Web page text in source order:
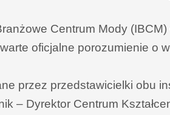
Centrum Mody
oficjalne porozumienie o
przez przedstawicielki obu
– Dyrektor Centrum